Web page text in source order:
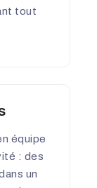
tout
équipe
: des
un